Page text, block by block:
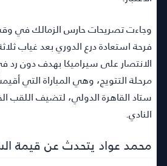
وجاءت تصريحات حارس الزمالك في
فرحة استعادة درع الدوري بعد غياب
الانتصار على سيراميكا بهدف دون رد
مرحلة التتويج، وهي المباراة التي
ستاد القاهرة الدولي، لتضيف اللقب
النادي.
محمد عواد يتحدث عن قيمة